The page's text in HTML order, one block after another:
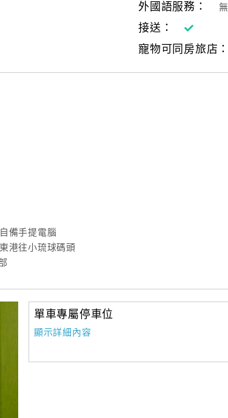
外國語服務： 無
接送：
寵物可同房旅店：
備手提電腦
港往小琉球碼頭
單車專屬停車位
顯示詳細內容